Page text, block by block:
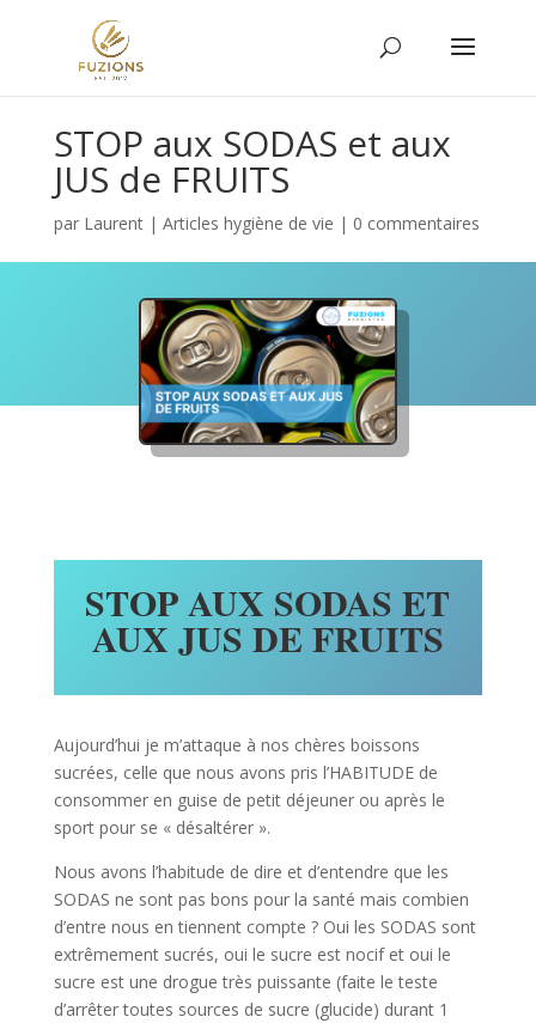
STOP aux SODAS et aux
JUS de FRUITS
par Laurent| Articles hygiène de vie | 0 commentaires
STOP AUX SODAS ET
AUX JUS DE FRUITS
Aujourd’hui je m’attaque à nos chères boissons
sucrées, celle que nous avons pris l’HABITUDE de
consommer en guise de petit déjeuner ou après le
sport pour se « désaltérer ».
Nous avons l’habitude de dire et d’entendre que les
SODAS ne sont pas bons pour la santé mais combien
d’entre nous en tiennent compte ? Oui les SODAS sont
extrêmement sucrés, oui le sucre est nocif et oui le
sucre est une drogue très puissante (faite le teste
d’arrêter toutes sources de sucre (glucide) durant 1